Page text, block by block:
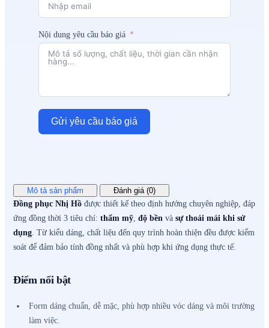
Nội dung yêu cầu báo giá
Gửi yêu cầu báo giá
Mô tả sản phẩm
Đánh giá (0)
Đồng phục Nhị Hồ được thiết kế theo định hướng chuyên nghiệp, đáp
ứng đồng thời 3 tiêu chí: thẩm mỹ, độ bền và sự thoải mái khi sử
dụng. Từ kiểu dáng, chất liệu đến quy trình hoàn thiện đều được kiểm
soát để đảm bảo tính đồng nhất và phù hợp khi ứng dụng thực tế.
Điểm nổi bật
Form dáng chuẩn, dễ mặc, phù hợp nhiều vóc dáng và môi trường
làm việc.